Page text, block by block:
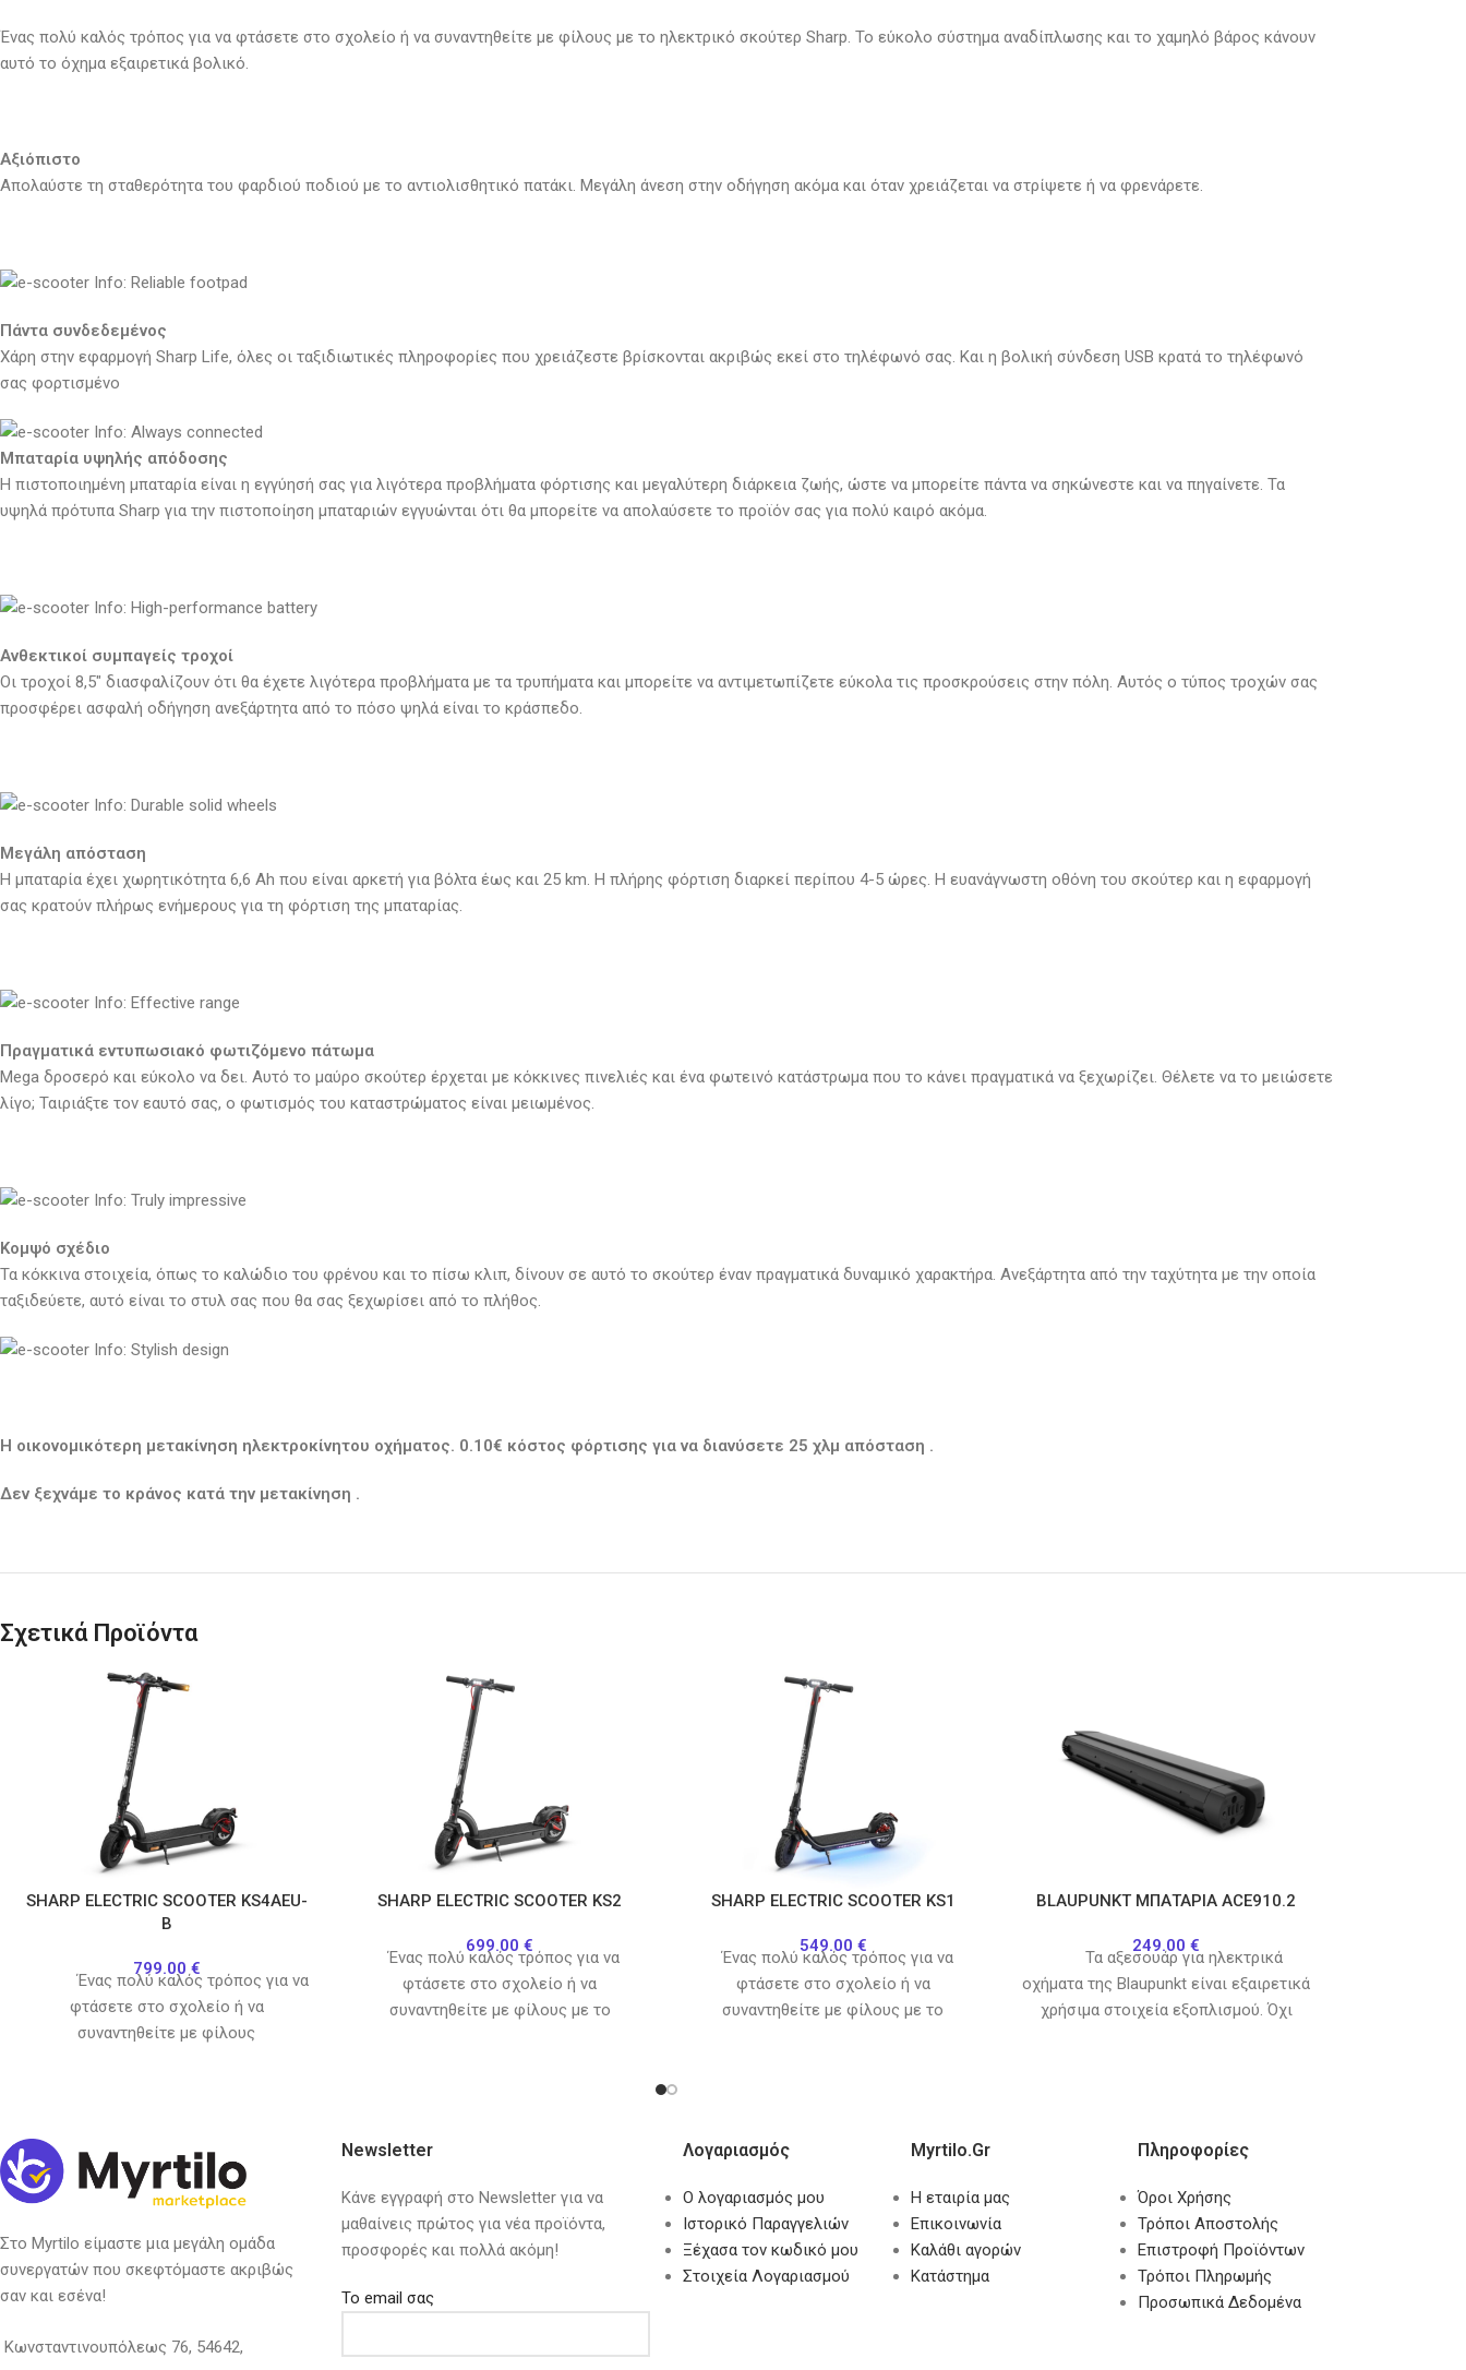
Ένας πολύ καλός τρόπος για να φτάσετε στο σχολείο ή να συναντηθείτε με φίλους με το ηλεκτρικό σκούτερ Sharp. Το εύκολο σύστημα αναδίπλωσης και το χαμηλό βάρος κάνουν
αυτό το όχημα εξαιρετικά βολικό.
Αξιόπιστο
Απολαύστε τη σταθερότητα του φαρδιού ποδιού με το αντιολισθητικό πατάκι. Μεγάλη άνεση στην οδήγηση ακόμα και όταν χρειάζεται να στρίψετε ή να φρενάρετε.
Πάντα συνδεδεμένος
Χάρη στην εφαρμογή Sharp Life, όλες οι ταξιδιωτικές πληροφορίες που χρειάζεστε βρίσκονται ακριβώς εκεί στο τηλέφωνό σας. Και η βολική σύνδεση USB κρατά το τηλέφωνό
σας φορτισμένο
Μπαταρία υψηλής απόδοσης
Η πιστοποιημένη μπαταρία είναι η εγγύησή σας για λιγότερα προβλήματα φόρτισης και μεγαλύτερη διάρκεια ζωής, ώστε να μπορείτε πάντα να σηκώνεστε και να πηγαίνετε. Τα
υψηλά πρότυπα Sharp για την πιστοποίηση μπαταριών εγγυώνται ότι θα μπορείτε να απολαύσετε το προϊόν σας για πολύ καιρό ακόμα.
Ανθεκτικοί συμπαγείς τροχοί
Οι τροχοί 8,5″ διασφαλίζουν ότι θα έχετε λιγότερα προβλήματα με τα τρυπήματα και μπορείτε να αντιμετωπίζετε εύκολα τις προσκρούσεις στην πόλη. Αυτός ο τύπος τροχών σας
προσφέρει ασφαλή οδήγηση ανεξάρτητα από το πόσο ψηλά είναι το κράσπεδο.
Μεγάλη απόσταση
Η μπαταρία έχει χωρητικότητα 6,6 Ah που είναι αρκετή για βόλτα έως και 25 km. Η πλήρης φόρτιση διαρκεί περίπου 4-5 ώρες. Η ευανάγνωστη οθόνη του σκούτερ και η εφαρμογή
σας κρατούν πλήρως ενήμερους για τη φόρτιση της μπαταρίας.
Πραγματικά εντυπωσιακό φωτιζόμενο πάτωμα
Mega δροσερό και εύκολο να δει. Αυτό το μαύρο σκούτερ έρχεται με κόκκινες πινελιές και ένα φωτεινό κατάστρωμα που το κάνει πραγματικά να ξεχωρίζει. Θέλετε να το μειώσετε
λίγο; Ταιριάξτε τον εαυτό σας, ο φωτισμός του καταστρώματος είναι μειωμένος.
Κομψό σχέδιο
Τα κόκκινα στοιχεία, όπως το καλώδιο του φρένου και το πίσω κλιπ, δίνουν σε αυτό το σκούτερ έναν πραγματικά δυναμικό χαρακτήρα. Ανεξάρτητα από την ταχύτητα με την οποία
ταξιδεύετε, αυτό είναι το στυλ σας που θα σας ξεχωρίσει από το πλήθος.
Η οικονομικότερη μετακίνηση ηλεκτροκίνητου οχήματος. 0.10€ κόστος φόρτισης για να διανύσετε 25 χλμ απόσταση .
Δεν ξεχνάμε το κράνος κατά την μετακίνηση .
Σχετικά Προϊόντα
SHARP ELECTRIC SCOOTER KS4AEU-
B
799.00 €
Ένας πολύ καλός τρόπος για να
φτάσετε στο σχολείο ή να
συναντηθείτε με φίλους
SHARP ELECTRIC SCOOTER KS2
699.00€
Ένας πολύ καλός τρόπος για να
φτάσετε στο σχολείο ή να
συναντηθείτε με φίλους με το
SHARP ELECTRIC SCOOTER KS1
549.00 €
Ένας πολύ καλός τρόπος για να
φτάσετε στο σχολείο ή να
συναντηθείτε με φίλους με το
BLAUPUNKT ΜΠΑΤΑΡΙΑ ACE910.2
249.00€
Τα αξεσουάρ για ηλεκτρικά
οχήματα της Blaupunkt είναι εξαιρετικά
χρήσιμα στοιχεία εξοπλισμού. Όχι
Στο Myrtilo είμαστε μια μεγάλη ομάδα
συνεργατών που σκεφτόμαστε ακριβώς
σαν και εσένα!
Κωνσταντινουπόλεως 76, 54642,
Newsletter
Κάνε εγγραφή στο Newsletter για να
μαθαίνεις πρώτος για νέα προϊόντα,
προσφορές και πολλά ακόμη!
Το email σας
Λογαριασμός
Ο λογαριασμός μου
Ιστορικό Παραγγελιών
Ξέχασα τον κωδικό μου
Στοιχεία Λογαριασμού
Myrtilo.gr
Η εταιρία μας
Επικοινωνία
Καλάθι αγορών
Κατάστημα
Πληροφορίες
Όροι Χρήσης
Τρόποι Αποστολής
Επιστροφή Προϊόντων
Τρόποι Πληρωμής
Προσωπικά Δεδομένα